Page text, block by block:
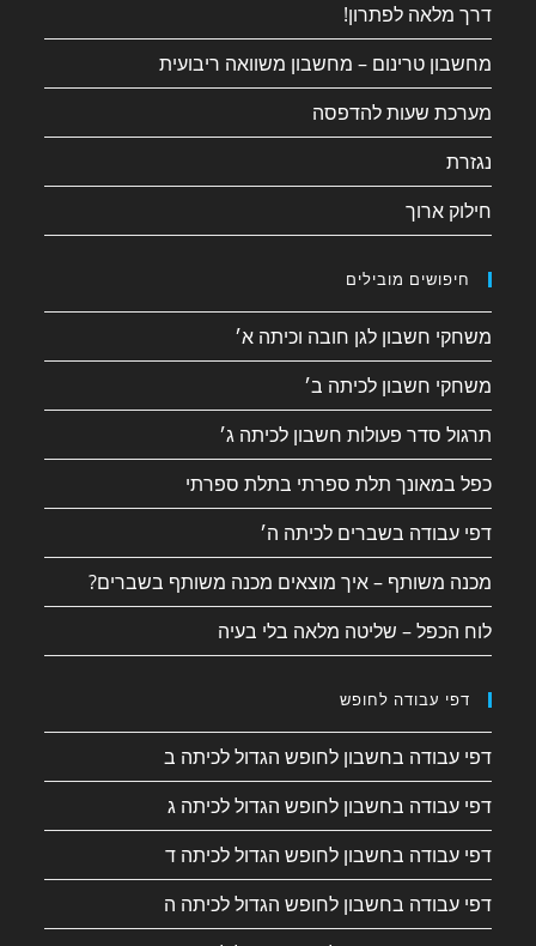
דרך מלאה לפתרון!
מחשבון טרינום – מחשבון משוואה ריבועית
מערכת שעות להדפסה
נגזרת
חילוק ארוך
חיפושים מובילים
משחקי חשבון לגן חובה וכיתה א׳
משחקי חשבון לכיתה ב׳
תרגול סדר פעולות חשבון לכיתה ג׳
כפל במאונך תלת ספרתי בתלת ספרתי
דפי עבודה בשברים לכיתה ה׳
מכנה משותף – איך מוצאים מכנה משותף בשברים?
לוח הכפל – שליטה מלאה בלי בעיה
דפי עבודה לחופש
דפי עבודה בחשבון לחופש הגדול לכיתה ב
דפי עבודה בחשבון לחופש הגדול לכיתה ג
דפי עבודה בחשבון לחופש הגדול לכיתה ד
דפי עבודה בחשבון לחופש הגדול לכיתה ה